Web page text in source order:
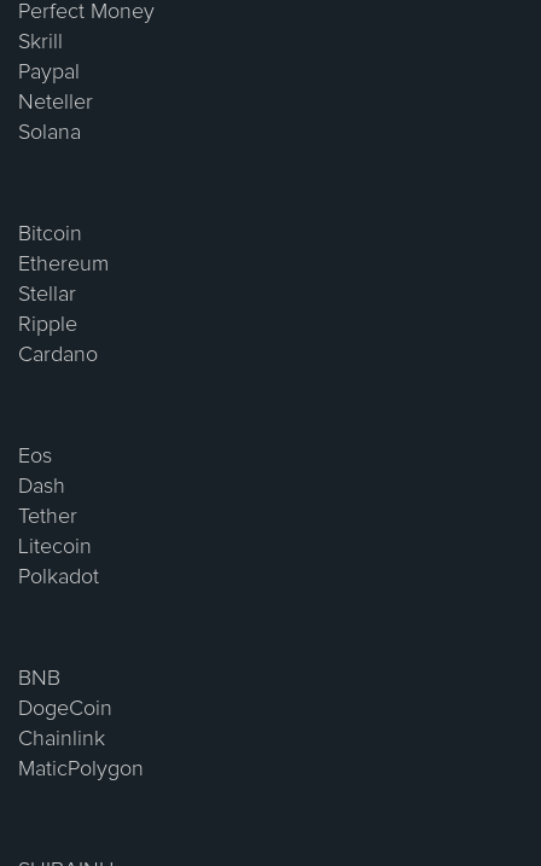
Perfect Money
Skrill
Paypal
Neteller
Solana
Bitcoin
Ethereum
Stellar
Ripple
Cardano
Eos
Dash
Tether
Litecoin
Polkadot
BNB
DogeCoin
Chainlink
MaticPolygon